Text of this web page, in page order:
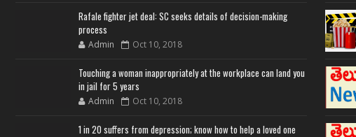
Rafale fighter jet deal: SC seeks details of decision-making
process
Admin Oct 10, 2018
Touching a woman inappropriately at the workplace can land you
in jail for 5 years
Admin Oct 10, 2018
1 in 20 suffers from depression; know how to help a loved one